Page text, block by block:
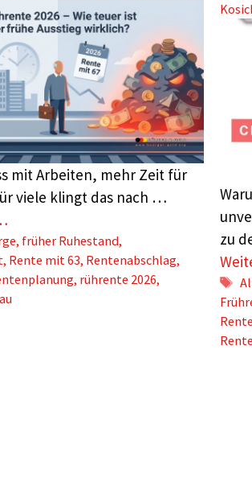
mit Arbeiten, mehr Zeit für
viele klingt das nach …
, früher Ruhestand,
, Rente mit 63, Rentenabschlag,
, rührente 2026,
zu